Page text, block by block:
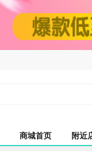
商城首页 附近